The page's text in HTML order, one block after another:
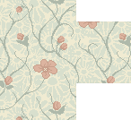
Yazı